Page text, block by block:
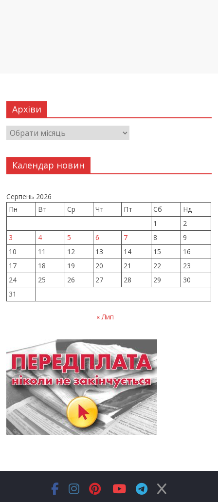
Архіви
Календар новин
Серпень 2026
Пн
Вт Ср Чт Пт Сб
Нд
1
2
3
4 5 6 7 8
9
10
11 12 13 14 15
16
17
18 19 20 21 22
23
24
25 26 27 28 29
30
31
« Лип